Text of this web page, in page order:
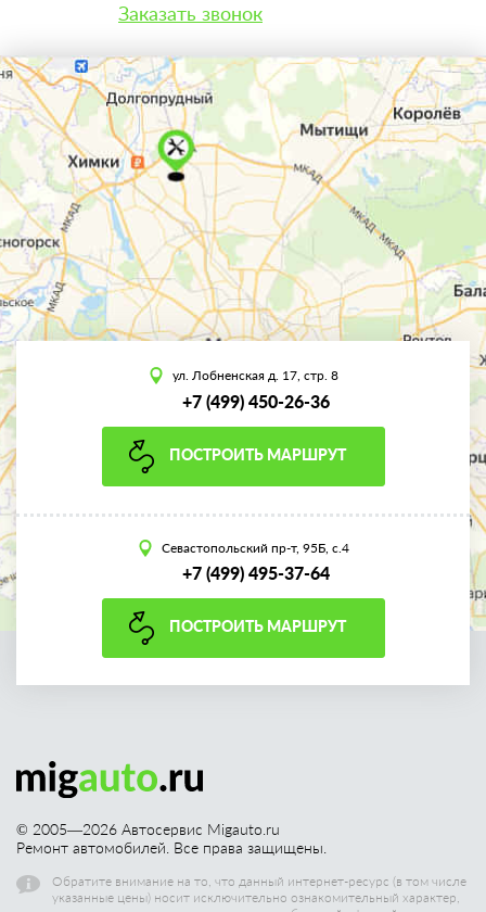
Заказать звонок
ул. Лобненская д. 17, стр. 8
+7 (499) 450-26-36
ПОСТРОИТЬ МАРШРУТ
Севастопольский пр-т, 95Б, с.4
+7 (499) 495-37-64
ПОСТРОИТЬ МАРШРУТ
© 2005—2026 Автосервис Migauto.ru
Ремонт автомобилей. Все права защищены.
Обратите внимание на то, что данный интернет-ресурс (в том числе
указанные цены) носит исключительно ознакомительный характер,